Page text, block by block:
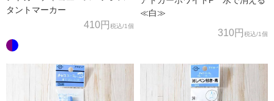
タントマーカー
410円 税込/1個
≪白≫
310円 税込/1個